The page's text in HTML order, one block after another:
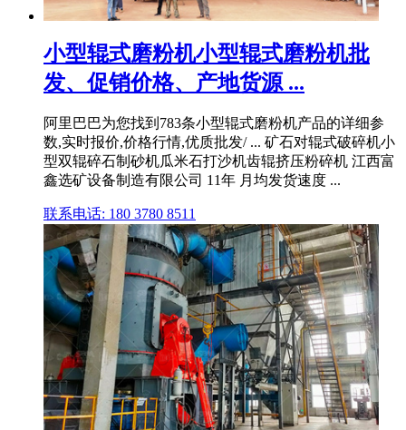
小型辊式磨粉机小型辊式磨粉机批
发、促销价格、产地货源 ...
阿里巴巴为您找到783条小型辊式磨粉机产品的详细参
数,实时报价,价格行情,优质批发/ ... 矿石对辊式破碎机小
型双辊碎石制砂机瓜米石打沙机齿辊挤压粉碎机 江西富
鑫选矿设备制造有限公司 11年 月均发货速度 ...
联系电话: 180 3780 8511